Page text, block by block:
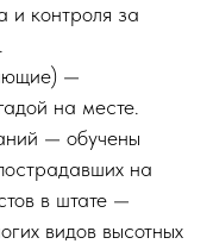
и контроля за
—
на месте.
— обучены
на
в штате —
видов высотных